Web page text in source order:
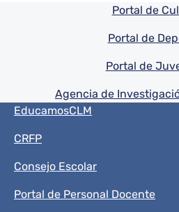
Pie de paginaPortal de
Portal de
Portal de
Agencia de
Menú del pie
EducamosCLM
CRFP
Consejo Escolar
Portal de Personal Docente